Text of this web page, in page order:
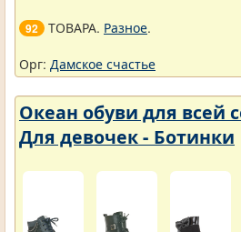
92 ТОВАРА. Разное.
Орг: Дамское счастье
Океан обуви для всей
Для девочек - Ботинки